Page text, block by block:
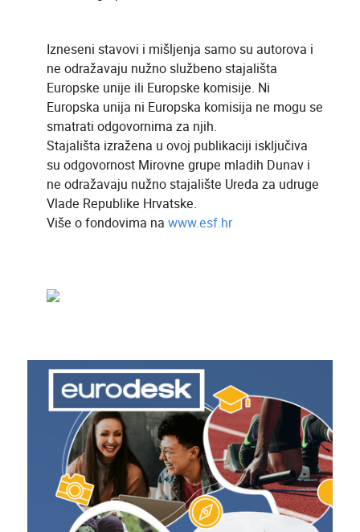
Izneseni stavovi i mišljenja samo su autorova i
ne odražavaju nužno službeno stajališta
Europske unije ili Europske komisije. Ni
Europska unija ni Europska komisija ne mogu se
smatrati odgovornima za njih.
Stajališta izražena u ovoj publikaciji isključiva
su odgovornost Mirovne grupe mladih Dunav i
ne odražavaju nužno stajalište Ureda za udruge
Vlade Republike Hrvatske.
Više o fondovima na www.esf.hr